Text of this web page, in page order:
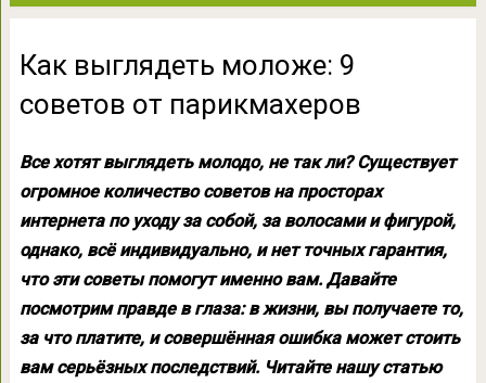
Как выглядеть моложе: 9
советов от парикмахеров
Все хотят выглядеть молодо, не так ли? Существует
огромное количество советов на просторах
интернета по уходу за собой, за волосами и фигурой,
однако, всё индивидуально, и нет точных гарантия,
что эти советы помогут именно вам. Давайте
посмотрим правде в глаза: в жизни, вы получаете то,
за что платите, и совершённая ошибка может стоить
вам серьёзных последствий. Читайте нашу статью